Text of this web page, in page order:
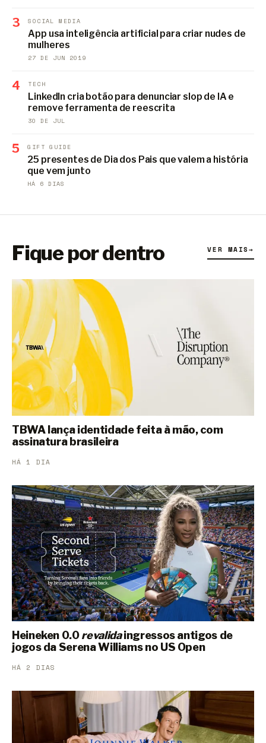
3 SOCIAL MEDIA
App usa inteligência artificial para criar nudes de
mulheres
27 DE JUN 2019
4 TECH
LinkedIn cria botão para denunciar slop de IA e
remove ferramenta de reescrita
30 DE JUL
5 GIFT GUIDE
25 presentes de Dia dos Pais que valem a história
que vem junto
HÁ 6 DIAS
Fique por dentro VER MAIS→
TBWA lança identidade feita à mão, com
assinatura brasileira
HÁ 1 DIA
Heineken 0.0revalidaingressos antigos de
jogos da Serena Williams no US Open
HÁ 2 DIAS